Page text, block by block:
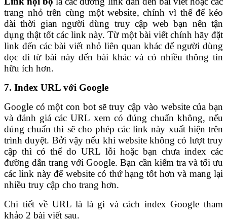
trang nhỏ trên cùng một website, chính vì thế để kéo
dài thời gian người dùng truy cập web bạn nên tận
dụng thật tốt các link này. Từ một bài viết chính hãy đặt
link đến các bài viết nhỏ liên quan khác để người dùng
đọc đi từ bài này đến bài khác và có nhiều thông tin
hữu ích hơn.
7. Index URL với Google
Google có một con bot sẽ truy cập vào website của bạn
và đánh giá các URL xem có đúng chuẩn không, nếu
đúng chuẩn thì sẽ cho phép các link này xuất hiện trên
trình duyệt. Bởi vậy nếu khi website không có lượt truy
cập thì có thể do URL lỗi hoặc bạn chưa index các
đường dẫn trang với Google. Bạn cần kiểm tra và tối ưu
các link này để website có thứ hạng tốt hơn và mang lại
nhiều truy cập cho trang hơn.
Chi tiết về URL là là gì và cách index Google tham
khảo 2 bài viết sau.